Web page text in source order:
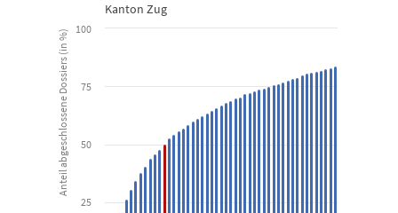
Bar chart with 49 bars.
Kanton Zug
View as data table, Abschlussquote der
The chart has 1 X axis displaying Bezugsdauer (in Monaten).
The chart has 1 Y axis displaying Anteil abgeschlossene
Anteil abgeschlossene Dossiers (in %)
Kanton Zug
100
25
50
75